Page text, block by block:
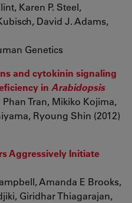
Karen P. Steel,
David J. Adams,
Genetics
and cytokinin signaling
in Arabidopsis
Tran, Mikiko Kojima,
Ryoung Shin (2012)
Aggressively Initiate
Amanda E Brooks,
Giridhar Thiagarajan,